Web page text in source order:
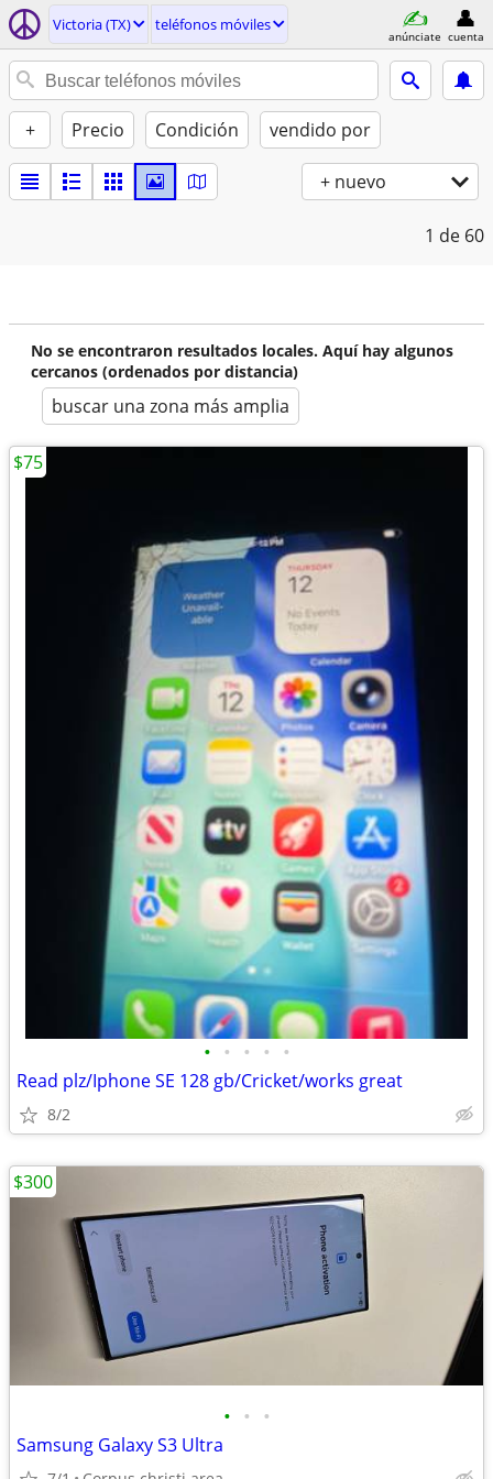
Victoria (TX) teléfonos móviles
anúnciate cuenta
+ Precio Condición vendido por
+ nuevo
1 de 60
No se encontraron resultados locales. Aquí hay algunos
cercanos (ordenados por distancia)
buscar una zona más amplia
• • • • •
Read plz/Iphone SE 128 gb/Cricket/works great
8/2
$75
• • •
Samsung Galaxy S3 Ultra
$300